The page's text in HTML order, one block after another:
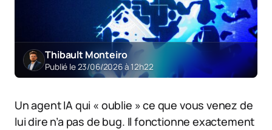
Thibault Monteiro
Publié le 23/06/2026 à 12h22
Un agent IA qui « oublie » ce que vous venez de
lui dire n’a pas de bug. Il fonctionne exactement